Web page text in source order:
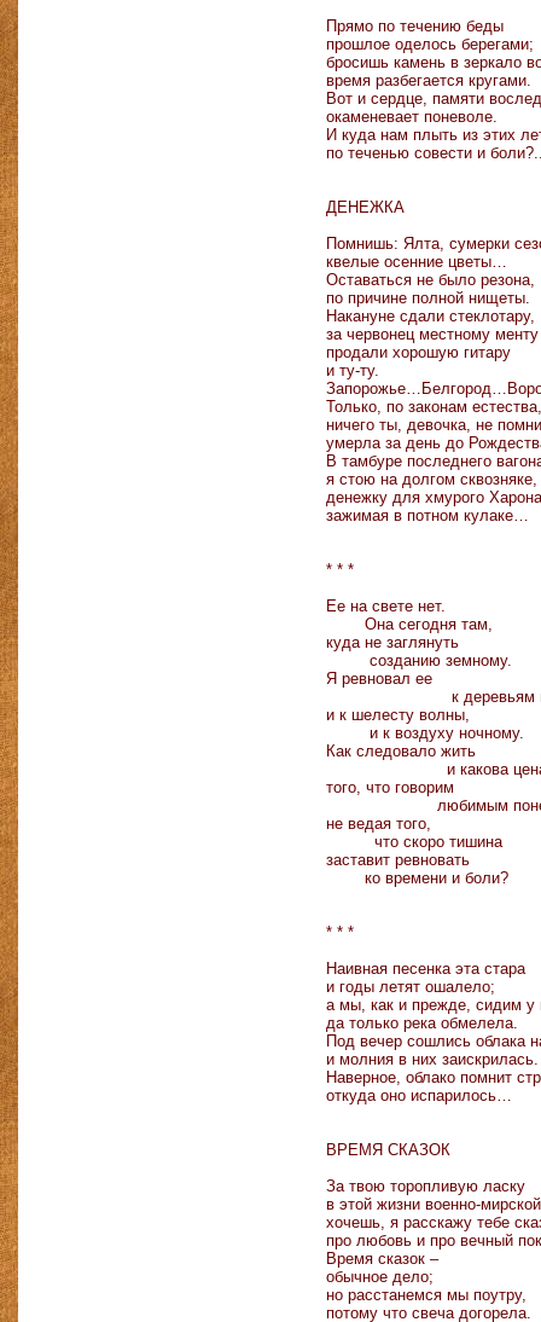
Прямо по течению беды
прошлое оделось берегами;
бросишь камень в зеркало
время разбегается кругами.
Вот и сердце, памяти
окаменевает поневоле.
И куда нам плыть из этих
по теченью совести и
ДЕНЕЖКА
Помнишь: Ялта, сумерки
квелые осенние цветы…
Оставаться не было резона,
по причине полной нищеты.
Накануне сдали стеклотару,
за червонец местному менту
продали хорошую гитару
и ту-ту.
Только, по законам естества,
ничего ты, девочка, не
умерла за день до
В тамбуре последнего
я стою на долгом сквозняке,
денежку для хмурого Харона
зажимая в потном кулаке…
* * *
Ее на свете нет.
Она сегодня там,
куда не заглянуть
созданию земному.
Я ревновал ее
к деревьям и
и к шелесту волны,
и к воздуху ночному.
Как следовало жить
и какова
того, что говорим
любимым
не ведая того,
что скоро тишина
заставит ревновать
ко времени и боли?
* * *
Наивная песенка эта стара
и годы летят ошалело;
а мы, как и прежде, сидим у
да только река обмелела.
Под вечер сошлись облака
и молния в них заискрилась.
Наверное, облако помнит
откуда оно испарилось…
ВРЕМЯ СКАЗОК
За твою торопливую ласку
в этой жизни военно-
хочешь, я расскажу тебе
про любовь и про вечный
Время сказок –
обычное дело;
но расстанемся мы поутру,
потому что свеча догорела.